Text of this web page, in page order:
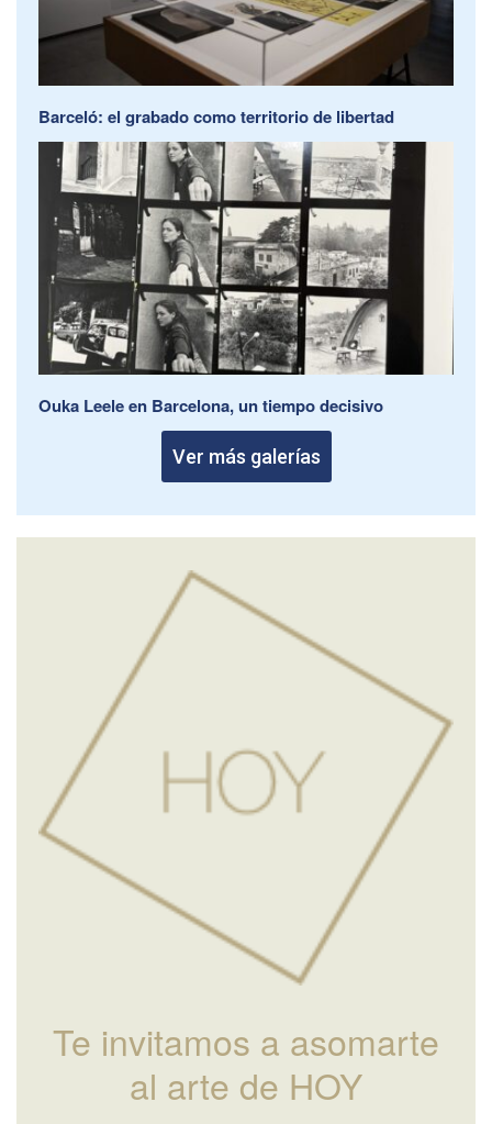
Barceló: el grabado como territorio de libertad
Ouka Leele en Barcelona, un tiempo decisivo
Ver más galerías
Te invitamos a asomarte
al arte de HOY